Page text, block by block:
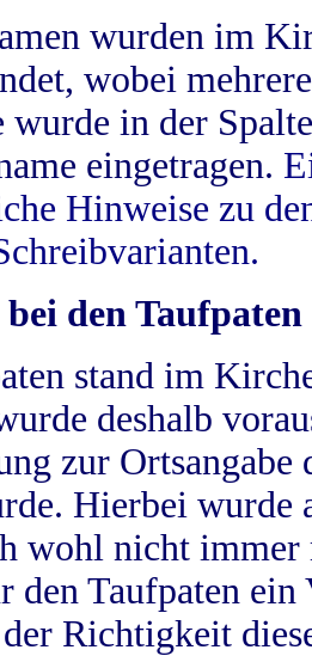
wurden im
wobei
wurde in der
eingetragen.
Hinweise zu
den Taufpaten
stand im
deshalb
zur
Hierbei wurde
wohl nicht
den Taufpaten
Richtigkeit